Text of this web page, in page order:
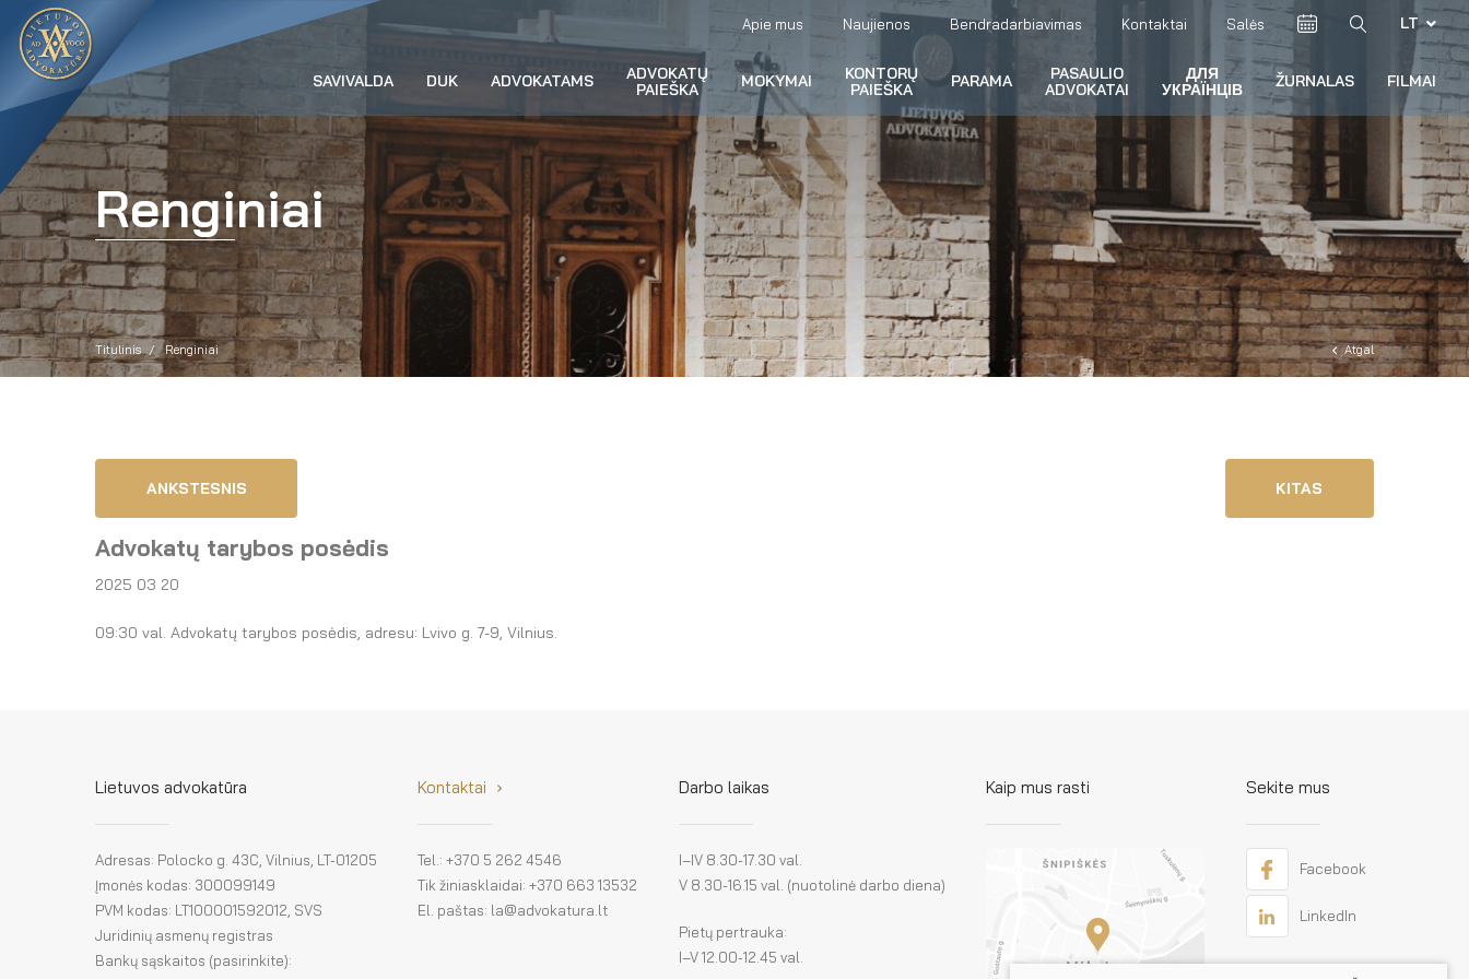
Apie mus Naujienos Bendradarbiavimas Kontaktai Salės LT
SAVIVALDA DUK ADVOKATAMS
ADVOKATŲ
PAIEŠKA
MOKYMAI
KONTORŲ
PAIEŠKA
PARAMA
PASAULIO
ADVOKATAI
ДЛЯ
УКРАЇНЦІВ
ŽURNALAS FILMAI
Renginiai
Titulinis Renginiai Atgal
ANKSTESNIS KITAS
Advokatų tarybos posėdis
2025 03 20
09:30 val. Advokatų tarybos posėdis, adresu: Lvivo g. 7-9, Vilnius.
Lietuvos advokatūra
Adresas: Polocko g. 43C, Vilnius, LT-01205
Įmonės kodas: 300099149
PVM kodas: LT100001592012, SVS
Juridinių asmenų registras
Bankų sąskaitos (pasirinkite):
Kontaktai
Tel.: +370 5 262 4546
Tik žiniasklaidai: +370 663 13532
El. paštas: la@advokatura.lt
Darbo laikas
I–IV 8.30-17.30 val.
V 8.30-16.15 val. (nuotolinė darbo diena)
Pietų pertrauka:
I–V 12.00-12.45 val.
Kaip mus rasti Sekite mus
Facebook
LinkedIn